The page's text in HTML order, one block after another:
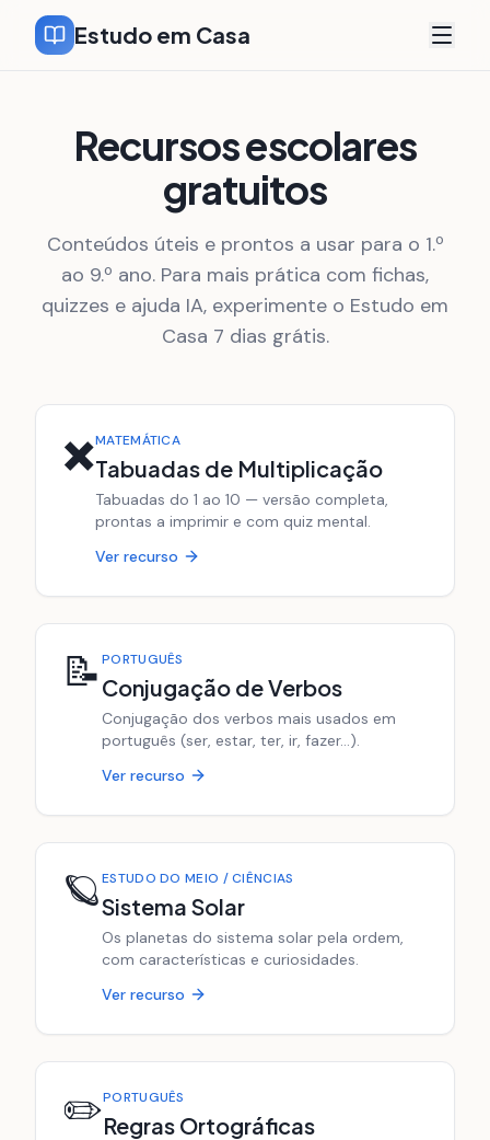
Estudo em Casa
Recursos escolares
gratuitos
Conteúdos úteis e prontos a usar para o 1.º
ao 9.º ano. Para mais prática com fichas,
quizzes e ajuda IA, experimente o Estudo em
Casa 7 dias grátis.
✖️MATEMÁTICA
Tabuadas de Multiplicação
Tabuadas do 1 ao 10 — versão completa,
prontas a imprimir e com quiz mental.
Ver recurso
📝 PORTUGUÊS
Conjugação de Verbos
Conjugação dos verbos mais usados em
português (ser, estar, ter, ir, fazer…).
Ver recurso
🪐ESTUDO DO MEIO / CIÊNCIAS
Sistema Solar
Os planetas do sistema solar pela ordem,
com características e curiosidades.
Ver recurso
✏️PORTUGUÊS
Regras Ortográficas